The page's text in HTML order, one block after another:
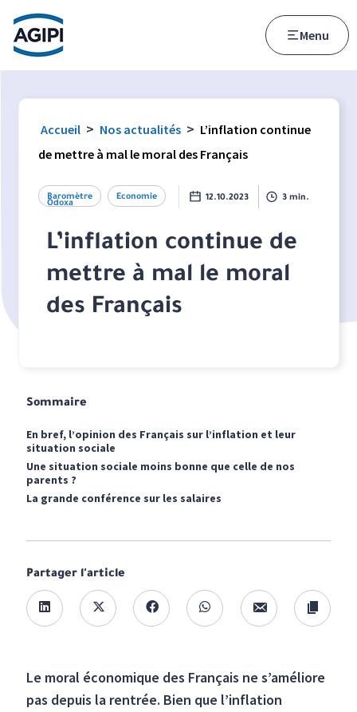
Accès au menu
Accès au contenu principal
Menu
Accueil > Nos actualités > L’inflation continue
de mettre à mal le moral des Français
Baromètre
Odoxa
Economie 12.10.2023 3 min.
L’inflation continue de
mettre à mal le moral
des Français
Sommaire
En bref, l’opinion des Français sur l’inflation et leur
situation sociale
Une situation sociale moins bonne que celle de nos
parents ?
La grande conférence sur les salaires
Partager l'article
Le moral économique des Français ne s’améliore
pas depuis la rentrée. Bien que l’inflation